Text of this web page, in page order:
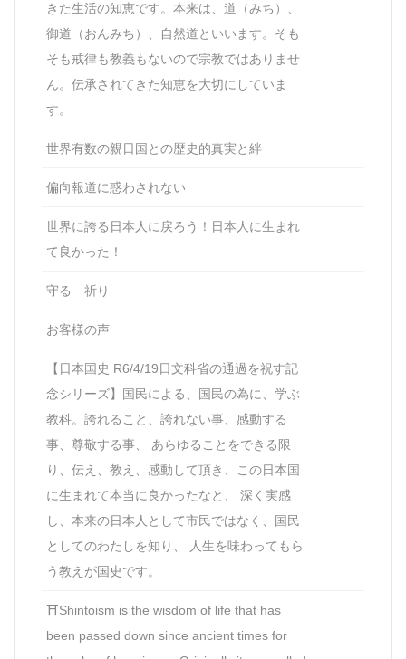
きた生活の知恵です。本来は、道（みち）、
御道（おんみち）、自然道といいます。そも
そも戒律も教義もないので宗教ではありませ
ん。伝承されてきた知恵を大切にしていま
す。
世界有数の親日国との歴史的真実と絆
偏向報道に惑わされない
世界に誇る日本人に戻ろう！日本人に生まれ
て良かった！
守る 祈り
お客様の声
【日本国史 R6/4/19日文科省の通過を祝す記
念シリーズ】国民による、国民の為に、学ぶ
教科。誇れること、誇れない事、感動する
事、尊敬する事、 あらゆることをできる限
り、伝え、教え、感動して頂き、この日本国
に生まれて本当に良かったなと、 深く実感
し、本来の日本人として市民ではなく、国民
としてのわたしを知り、 人生を味わってもら
う教えが国史です。
⛩Shintoism is the wisdom of life that has
been passed down since ancient times for